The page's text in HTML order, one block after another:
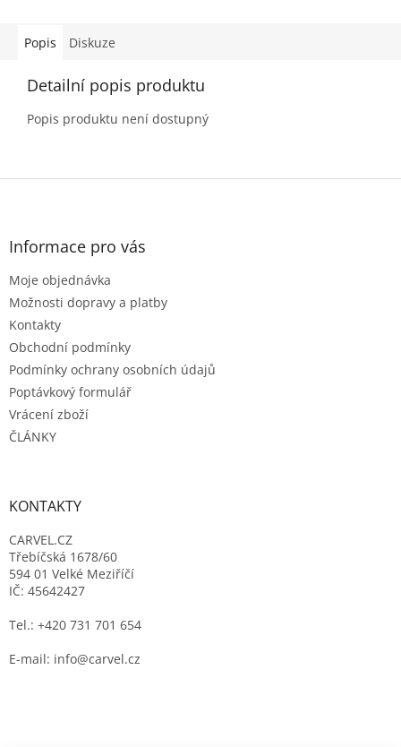
Popis Diskuze
Detailní popis produktu
Popis produktu není dostupný
Z
Informace pro vás
Moje objednávka
Možnosti dopravy a platby
Kontakty
Obchodní podmínky
Podmínky ochrany osobních údajů
Poptávkový formulář
Vrácení zboží
ČLÁNKY
KONTAKTY
CARVEL.CZ
Třebíčská 1678/60
594 01 Velké Meziříčí
IČ: 45642427
Tel.: +420 731 701 654
E-mail: info@carvel.cz